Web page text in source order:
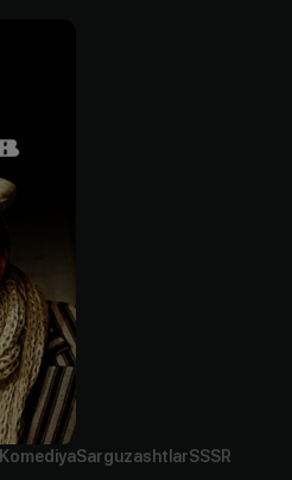
KomediyaSarguzashtlarSSSR